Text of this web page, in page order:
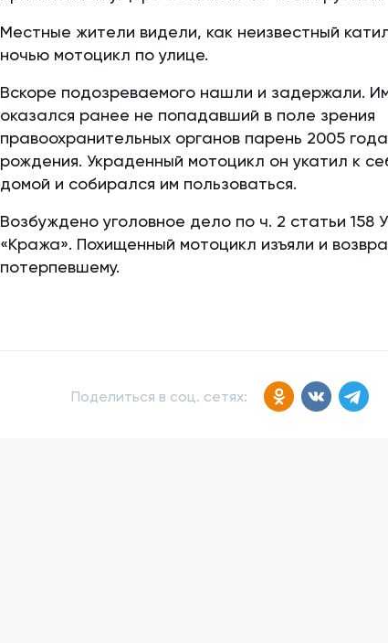
Местные жители видели, как неизвестный
ночью мотоцикл по улице.
Вскоре подозреваемого нашли и задержали.
оказался ранее не попадавший в поле зрения
правоохранительных органов парень 2005 года
рождения. Украденный мотоцикл он укатил к
домой и собирался им пользоваться.
Возбуждено уголовное дело по ч. 2 статьи 158
«Кража». Похищенный мотоцикл изъяли и
потерпевшему.
Поделиться в соц. сетях: